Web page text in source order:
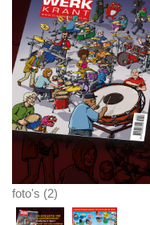
foto's (2)